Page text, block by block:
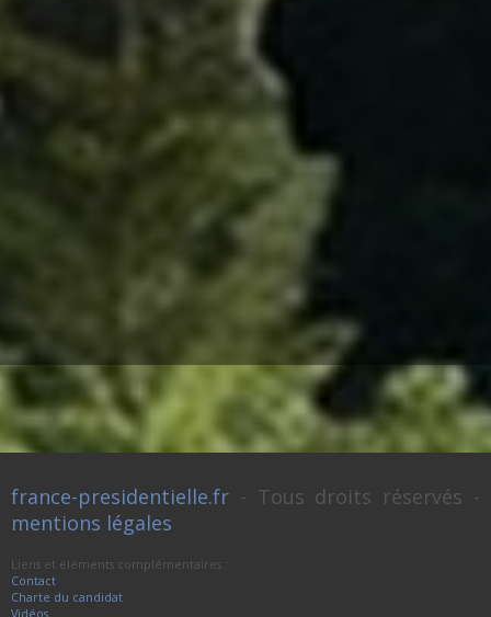
france-presidentielle.fr - Tous droits réservés -
mentions légales
Liens et éléments complémentaires :
Contact
Charte du candidat
Vidéos